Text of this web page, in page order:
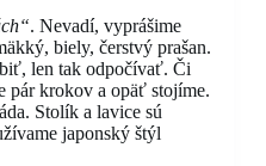
. Nevadí, vyprášime
biely, čerstvý prašan.
len tak odpočívať. Či
pár krokov a opäť stojíme.
Stolík a lavice sú
japonský štýl